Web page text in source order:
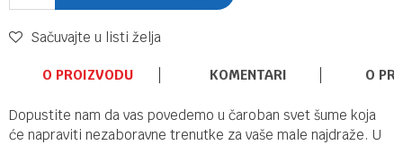
Sačuvajte u listi želja
O PROIZVODU KOMENTARI O
Dopustite nam da vas povedemo u čaroban svet šume koja
će napraviti nezaboravne trenutke za vaše male najdraže. U